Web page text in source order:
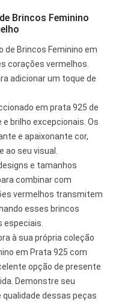
Brincos Feminino
Brincos Feminino em
corações vermelhos.
adicionar um toque de
em prata 925 de
brilho excepcionais. Os
e apaixonante cor,
seu visual.
e tamanhos
combinar com
vermelhos transmitem
esses brincos
especiais.
à sua própria coleção
em Prata 925 com
opção de presente
Demonstre seu
dessas peças